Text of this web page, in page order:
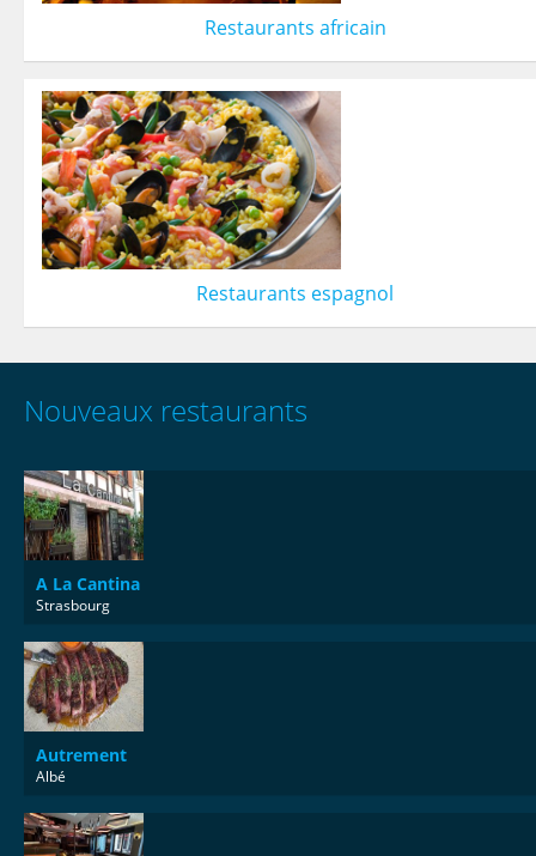
Restaurants africain
Restaurants espagnol
Nouveaux restaurants
A La Cantina
Strasbourg
Autrement
Albé